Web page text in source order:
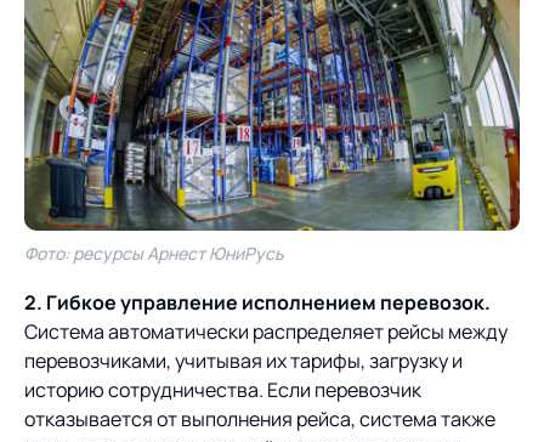
Фото: ресурсы Арнест ЮниРусь
2. Гибкое управление исполнением перевозок.
Система автоматически распределяет рейсы между
перевозчиками, учитывая их тарифы, загрузку и
историю сотрудничества. Если перевозчик
отказывается от выполнения рейса, система также